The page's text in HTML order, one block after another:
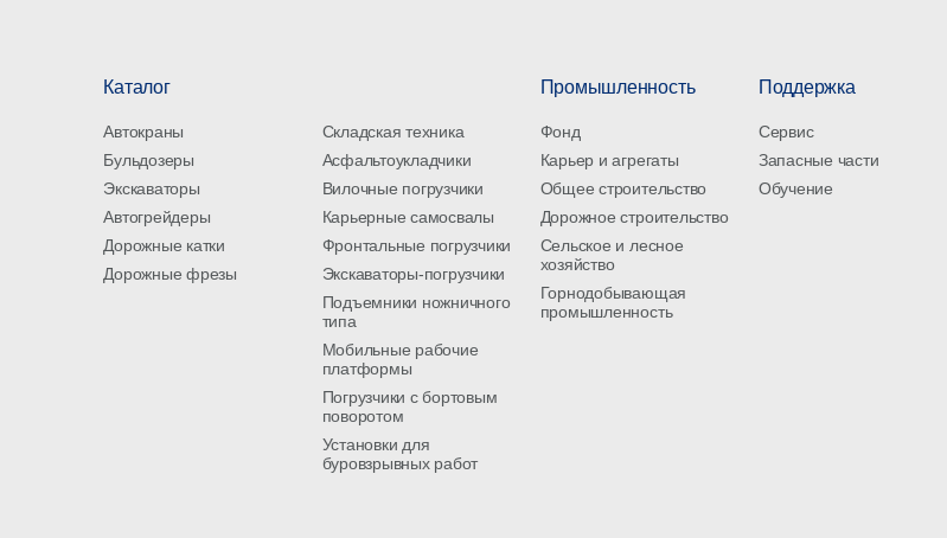
Каталог
Автокраны
Бульдозеры
Экскаваторы
Автогрейдеры
Дорожные катки
Дорожные фрезы
Складская техника
Асфальтоукладчики
Вилочные погрузчики
Карьерные самосвалы
Фронтальные погрузчики
Экскаваторы-погрузчики
Подъемники ножничного
типа
Мобильные рабочие
платформы
Погрузчики с бортовым
поворотом
Установки для
буровзрывных работ
Промышленность
Фонд
Карьер и агрегаты
Общее строительство
Дорожное строительство
Сельское и лесное
хозяйство
Горнодобывающая
промышленность
Поддержка
Сервис
Запасные части
Обучение